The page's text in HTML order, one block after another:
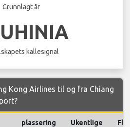
Grunnlagt år
kallesignal
Kong Airlines til og fra Chiang
plassering
Ukentlige